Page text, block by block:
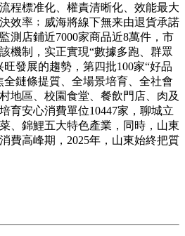
程標准化、權責清晰化、效能最大
效率﹔威海將線下無来由退貨承諾
測店鋪近7000家商品近8萬件，市
機制，实正實現“數據多跑、群眾
發展的趨勢，第四批100家“好品
全鏈條提質、全場景培育、全社會
地區、校園食堂、餐飲門店、肉及
育安心消費單位10447家，聊城立
、錦鯉五大特色產業，同時，山東
費高峰期，2025年，山東始終把質